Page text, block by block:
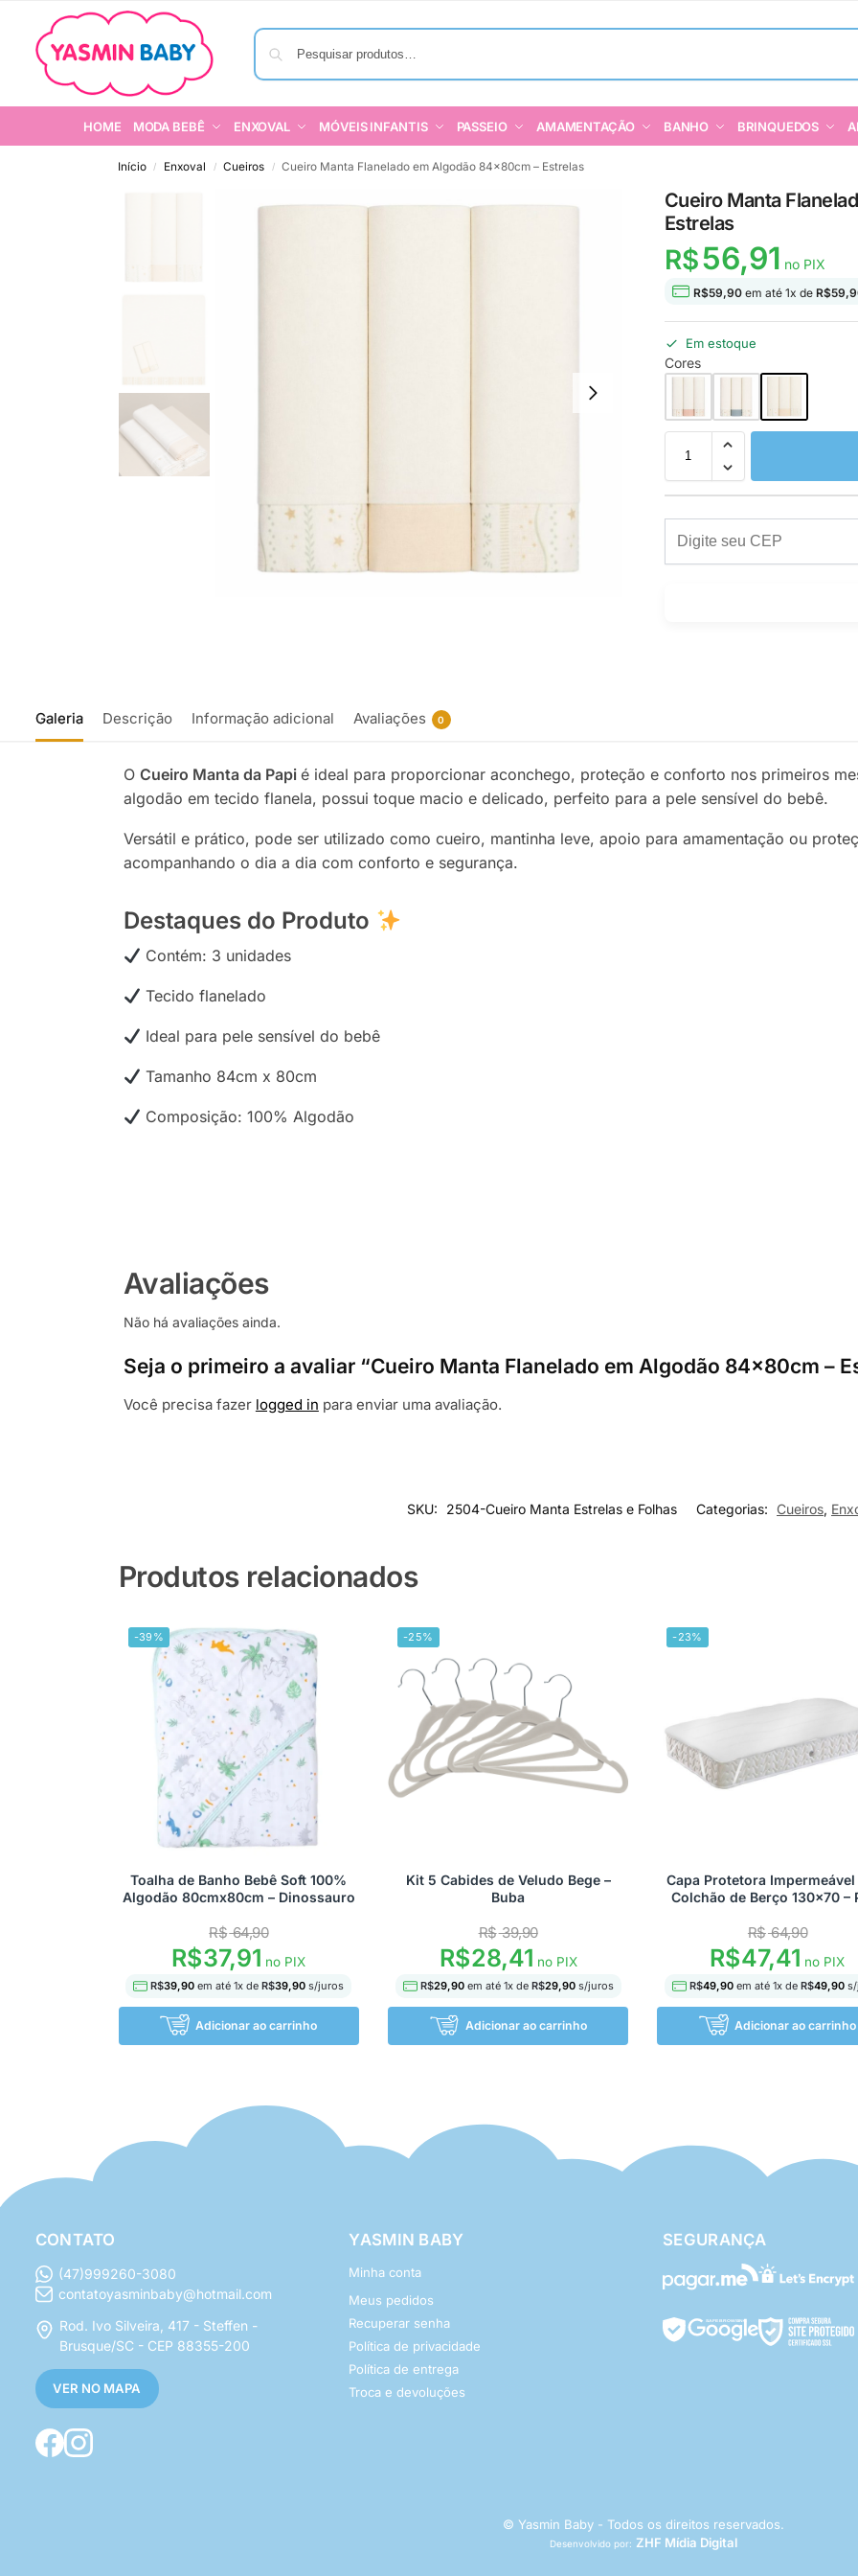
HOME MODA BEBÊ ENXOVAL MÓVEIS INFANTIS PASSEIO AMAMENTAÇÃO BANHO BRINQUEDOS
Início / Enxoval / Cueiros / Cueiro Manta Flanelado em Algodão 84x80cm – Estrelas
Cueiro Manta
Estrelas
R$56,91 no PIX
R$59,90em até 1x de R$
Em estoque
Cores
Galeria Descrição Informação adicional Avaliações 0
O Cueiro Manta da Papi é ideal para proporcionar aconchego, proteção e conforto nos primeiros
algodão em tecido flanela, possui toque macio e delicado, perfeito para a pele sensível do bebê.
Versátil e prático, pode ser utilizado como cueiro, mantinha leve, apoio para amamentação ou
acompanhando o dia a dia com conforto e segurança.
Destaques do Produto
Contém: 3 unidades
Tecido flanelado
Ideal para pele sensível do bebê
Tamanho 84cm x 80cm
Composição: 100% Algodão
Avaliações
Não há avaliações ainda.
Seja o primeiro a avaliar “Cueiro Manta Flanelado em Algodão 84x80cm –
Você precisa fazer logged in para enviar uma avaliação.
SKU: 2504-Cueiro Manta Estrelas e Folhas Categorias: Cueiros,
Produtos relacionados
-39%
Toalha de Banho Bebê Soft 100%
Algodão 80cmx80cm – Dinossauro
R$64,90
R$37,91 no PIX
R$39,90 em até1x deR$39,90 s/juros
Adicionar ao carrinho
-25%
Kit 5 Cabides de Veludo Bege –
Buba
R$39,90
R$28,41 no PIX
R$29,90 em até 1x de R$29,90s/juros
Adicionar ao carrinho
-23%
Capa Protetora Impermeável
Colchão de Berço 130×70 –
R$64,90
R$47,41 no PIX
R$49,90 em até 1x de R$49,90s/
Adicionar ao carrinho
CONTATO
(47)999260-3080
contatoyasminbaby@hotmail.com
Rod. Ivo Silveira, 417 - Steffen -
Brusque/SC - CEP 88355-200
VER NO MAPA
YASMIN BABY
Minha conta
Meus pedidos
Recuperar senha
Política de privacidade
Política de entrega
Troca e devoluções
SEGURANÇA
© Yasmin Baby - Todos os direitos reservados.
Desenvolvido por: ZHF Mídia Digital